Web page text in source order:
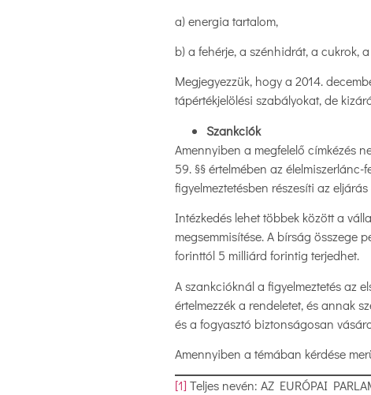
a) energia tartalom,
b) a fehérje, a szénhidrát, a cukrok,
Megjegyezzük, hogy a 2014.
tápértékjelölési szabályokat, de
Szankciók
Amennyiben a megfelelő címkézés
59. §§ értelmében az
figyelmeztetésben részesíti az
Intézkedés lehet többek között a
megsemmisítése. A bírság összege
forinttól 5 milliárd forintig terjedhet.
A szankcióknál a figyelmeztetés az
értelmezzék a rendeletet, és annak
és a fogyasztó biztonságosan
Amennyiben a témában kérdése
[1] Teljes nevén: AZ EURÓPAI